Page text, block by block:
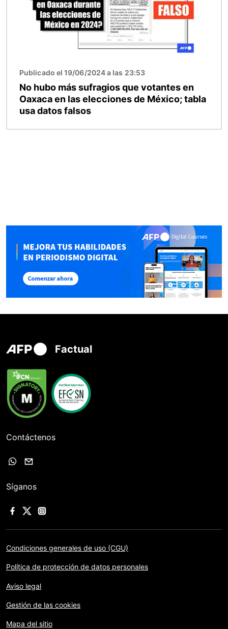
Publicado el 19/06/2024 a las 23:53
No hubo más sufragios que votantes en
Oaxaca en las elecciones de México; tabla
usa datos falsos
Factual
Contáctenos
Síganos
Condiciones generales de uso (CGU)
Política de protección de datos personales
Aviso legal
Gestión de las cookies
Mapa del sitio